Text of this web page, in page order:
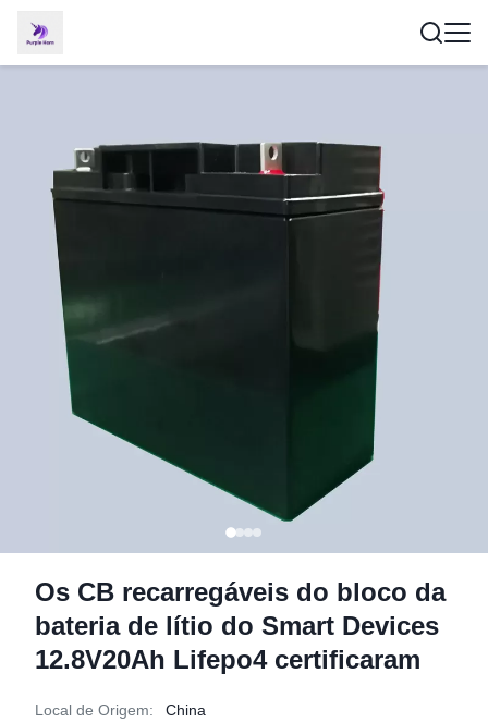
Os CB recarregáveis do bloco da
bateria de lítio do Smart Devices
12.8V20Ah Lifepo4 certificaram
Local de Origem: China